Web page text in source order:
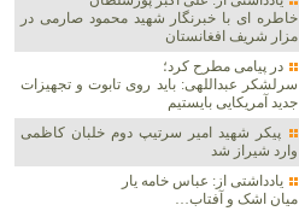
خاطره ای با خبرنگار شهید محمود صارمی در
مزار شریف افغانستان
در پیامی مطرح کرد؛
سرلشکر عبداللهی: باید روی تابوت و تجهیزات
جدید آمریکایی بایستیم
پیکر شهید امیر سرتیپ دوم خلبان کاظمی
وارد شیراز شد
یادداشتی از: عباس خامه یار
میان اشک و آفتاب…